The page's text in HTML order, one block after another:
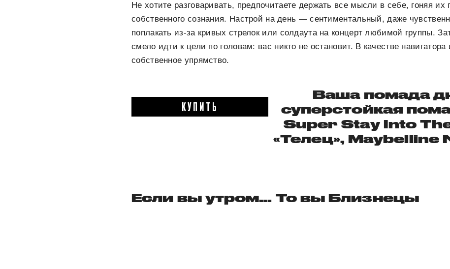
Не хотите разговаривать, предпочитаете держать все мысли в себе, гоняя их
собственного сознания. Настрой на день — сентиментальный, даже
поплакать из-за кривых стрелок или солдаута на концерт любимой группы.
смело идти к цели по головам: вас никто не остановит. В качестве навигатора
собственное упрямство.
КУПИТЬ
Ваша помада
суперстойкая
Super Stay Into
«Телец», Maybelline
Если вы утром… То вы Близнецы